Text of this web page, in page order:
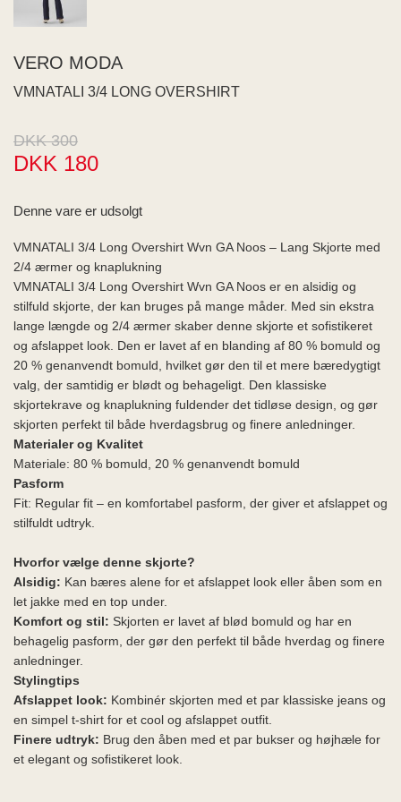
M
MODA
VERO MODA
VMNATALI 3/4 LONG OVERSHIRT
DKK 300
DKK 180
Denne vare er udsolgt
VMNATALI 3/4 Long Overshirt Wvn GA Noos – Lang Skjorte med
2/4 ærmer og knaplukning
VMNATALI 3/4 Long Overshirt Wvn GA Noos er en alsidig og
stilfuld skjorte, der kan bruges på mange måder. Med sin ekstra
lange længde og 2/4 ærmer skaber denne skjorte et sofistikeret
og afslappet look. Den er lavet af en blanding af 80 % bomuld og
20 % genanvendt bomuld, hvilket gør den til et mere bæredygtigt
valg, der samtidig er blødt og behageligt. Den klassiske
skjortekrave og knaplukning fuldender det tidløse design, og gør
skjorten perfekt til både hverdagsbrug og finere anledninger.
Materialer og Kvalitet
Materiale: 80 % bomuld, 20 % genanvendt bomuld
Pasform
Fit: Regular fit – en komfortabel pasform, der giver et afslappet og
stilfuldt udtryk.
Hvorfor vælge denne skjorte?
Alsidig: Kan bæres alene for et afslappet look eller åben som en
let jakke med en top under.
Komfort og stil: Skjorten er lavet af blød bomuld og har en
behagelig pasform, der gør den perfekt til både hverdag og finere
anledninger.
Stylingtips
Afslappet look: Kombinér skjorten med et par klassiske jeans og
en simpel t-shirt for et cool og afslappet outfit.
Finere udtryk: Brug den åben med et par bukser og højhæle for
et elegant og sofistikeret look.